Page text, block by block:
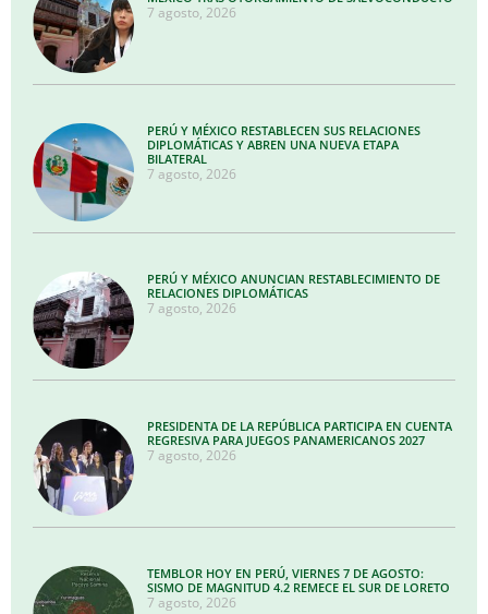
7 agosto, 2026
PERÚ Y MÉXICO RESTABLECEN SUS RELACIONES
DIPLOMÁTICAS Y ABREN UNA NUEVA ETAPA
BILATERAL
7 agosto, 2026
PERÚ Y MÉXICO ANUNCIAN RESTABLECIMIENTO DE
RELACIONES DIPLOMÁTICAS
7 agosto, 2026
PRESIDENTA DE LA REPÚBLICA PARTICIPA EN CUENTA
REGRESIVA PARA JUEGOS PANAMERICANOS 2027
7 agosto, 2026
TEMBLOR HOY EN PERÚ, VIERNES 7 DE AGOSTO:
SISMO DE MAGNITUD 4.2 REMECE EL SUR DE LORETO
7 agosto, 2026